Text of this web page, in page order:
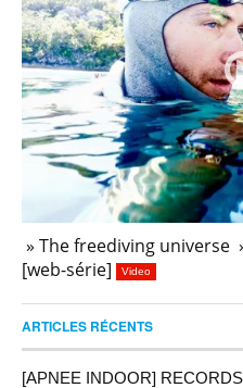
» The freediving universe
[web-série]
Video
ARTICLES RÉCENTS
[APNEE INDOOR]